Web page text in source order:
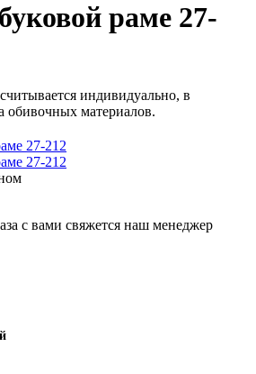
раме 27-
индивидуально, в
обивочных материалов.
с вами свяжется наш менеджер